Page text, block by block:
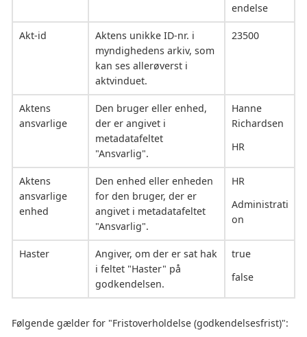
endelse
Akt-id
Aktens unikke ID-nr. i
myndighedens arkiv, som
kan ses allerøverst i
aktvinduet.
23500
Aktens
ansvarlige
Den bruger eller enhed,
der er angivet i
metadatafeltet
"Ansvarlig".
Hanne
Richardsen
HR
Aktens
ansvarlige
enhed
Den enhed eller enheden
for den bruger, der er
angivet i metadatafeltet
"Ansvarlig".
HR
Administrati
on
Haster
Angiver, om der er sat hak
i feltet "Haster" på
godkendelsen.
true
false
Følgende gælder for "Fristoverholdelse (godkendelsesfrist)":